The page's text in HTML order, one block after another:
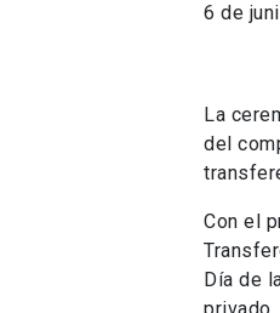
6 de
La
del
Con el
Día de